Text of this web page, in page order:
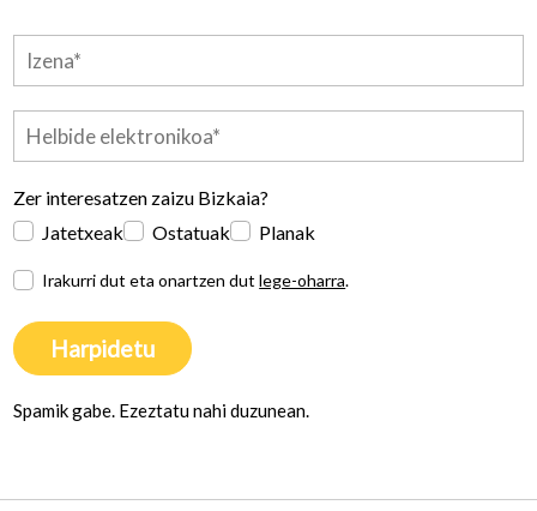
Zer interesatzen zaizu Bizkaia?
Jatetxeak
Ostatuak Planak
Irakurri dut eta onartzen dutlege-oharra.
Harpidetu
Spamik gabe. Ezeztatu nahi duzunean.